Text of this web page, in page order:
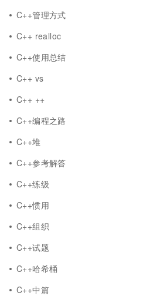
C++管理方式
C++ realloc
C++使用总结
C++ vs
C++ ++
C++编程之路
C++堆
C++参考解答
C++练级
C++惯用
C++组织
C++试题
C++哈希桶
C++中篇